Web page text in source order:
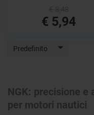
€ 5,94
Predefinito
NGK: precisione
per motori nautici